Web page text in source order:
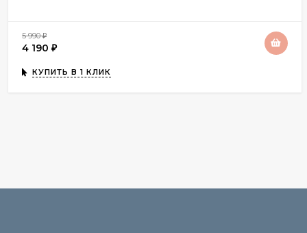
5 990₽
4 190 ₽
КУПИТЬ В 1 КЛИК